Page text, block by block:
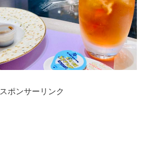
スポンサーリンク